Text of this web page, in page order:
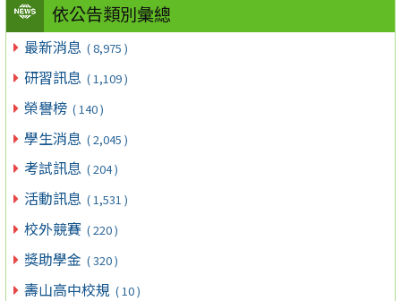
依公告類別彙總
最新消息 ( 8,975 )
研習訊息 ( 1,109 )
榮譽榜 ( 140 )
學生消息 ( 2,045 )
考試訊息 ( 204 )
活動訊息 ( 1,531 )
校外競賽 ( 220 )
獎助學金 ( 320 )
壽山高中校規 ( 10 )